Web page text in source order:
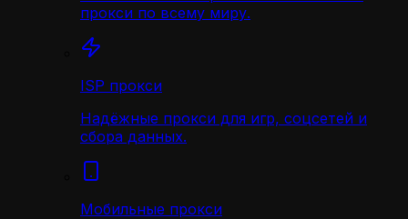
прокси по всему миру.
ISP прокси
Надёжные прокси для игр, соцсетей и
сбора данных.
Мобильные прокси